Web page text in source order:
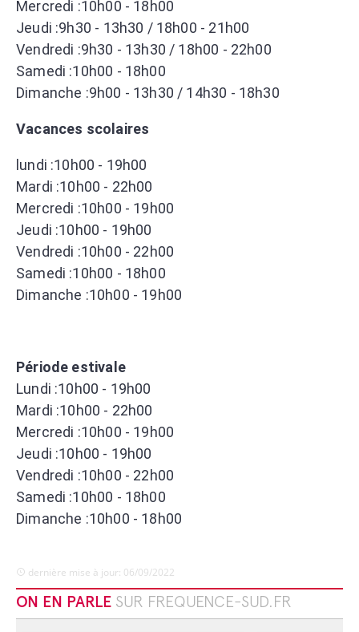
Mercredi :10h00 - 18h00
Jeudi :9h30 - 13h30 / 18h00 - 21h00
Vendredi :9h30 - 13h30 / 18h00 - 22h00
Samedi :10h00 - 18h00
Dimanche :9h00 - 13h30 / 14h30 - 18h30
Vacances scolaires
lundi :10h00 - 19h00
Mardi :10h00 - 22h00
Mercredi :10h00 - 19h00
Jeudi :10h00 - 19h00
Vendredi :10h00 - 22h00
Samedi :10h00 - 18h00
Dimanche :10h00 - 19h00
Période estivale
Lundi :10h00 - 19h00
Mardi :10h00 - 22h00
Mercredi :10h00 - 19h00
Jeudi :10h00 - 19h00
Vendredi :10h00 - 22h00
Samedi :10h00 - 18h00
Dimanche :10h00 - 18h00
dernière mise à jour: 06/09/2022
ON EN PARLE SUR FREQUENCE-SUD.FR